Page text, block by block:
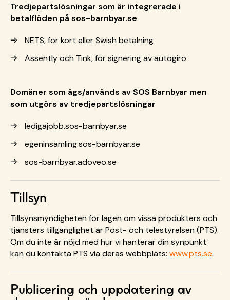
Tredjepartslösningar som är integrerade i
betalflöden på sos-barnbyar.se
NETS, för kort eller Swish betalning
Assently och Tink, för signering av autogiro
Domäner som ägs/används av SOS Barnbyar men
som utgörs av tredjepartslösningar
ledigajobb.sos-barnbyar.se
egeninsamling.sos-barnbyar.se
sos-barnbyar.adoveo.se
Tillsyn
Tillsynsmyndigheten för lagen om vissa produkters och
tjänsters tillgänglighet är Post- och telestyrelsen (PTS).
Om du inte är nöjd med hur vi hanterar din synpunkt
kan du kontakta PTS via deras webbplats: www.pts.se.
Publicering och uppdatering av